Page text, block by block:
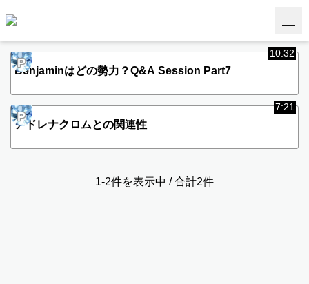
P
10:32
Benjaminはどの勢力？Q&A Session Part7
P
7:21
アドレナクロムとの関連性
1-2件を表示中 / 合計2件